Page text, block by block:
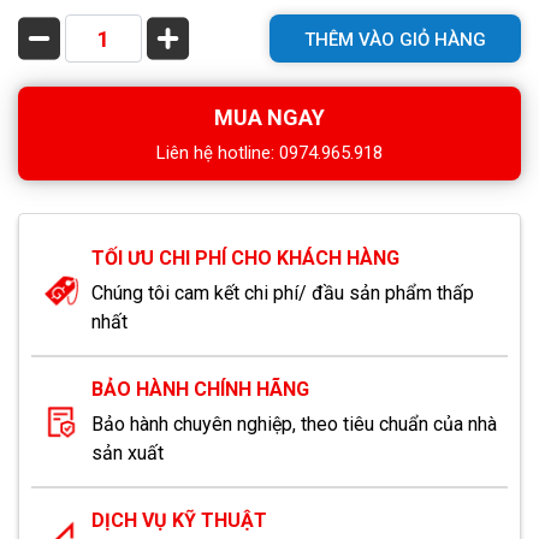
THÊM VÀO GIỎ HÀNG
MUA NGAY
Liên hệ hotline: 0974.965.918
TỐI ƯU CHI PHÍ CHO KHÁCH HÀNG
Chúng tôi cam kết chi phí/ đầu sản phẩm thấp
nhất
BẢO HÀNH CHÍNH HÃNG
Bảo hành chuyên nghiệp, theo tiêu chuẩn của nhà
sản xuất
DỊCH VỤ KỸ THUẬT